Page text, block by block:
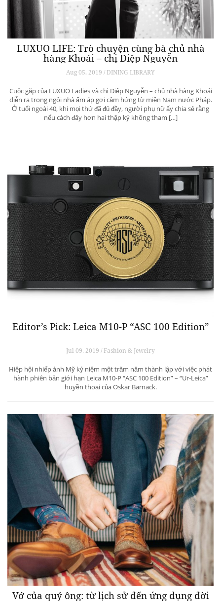
LUXUO LIFE: Trò chuyện cùng bà chủ nhà
hàng Khoái – chị Diệp Nguyễn
Aug 05, 2019 / DINING LIBRARY
Cuộc gặp của LUXUO Ladies và chị Diệp Nguyễn – chủ nhà hàng Khoái
diễn ra trong ngôi nhà ấm áp gợi cảm hứng từ miền Nam nước Pháp.
Ở tuổi ngoài 40, khi mọi thứ đã đủ đầy, người phụ nữ ấy chia sẻ rằng
nếu cách đây hơn hai thập kỷ không tham […]
Editor’s Pick: Leica M10-P “ASC 100 Edition”
Jul 09, 2019 / Fashion & Jewelry
Hiệp hội nhiếp ảnh Mỹ kỷ niệm một trăm năm thành lập với việc phát
hành phiên bản giới hạn Leica M10-P “ASC 100 Edition” – “Ur-Leica”
huyền thoại của Oskar Barnack.
Vớ của quý ông: từ lịch sử đến ứng dụng đời